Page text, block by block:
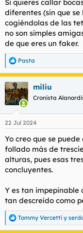
cada vez soy más
Si quieres callar
diferentes (sin que
cogiéndolas de las
no son simples
de que eres un faker.
R
e
a
c
c
i
e
:
Pasta
miliu
Cronista
22 Jul 2024
Yo creo que se
follado más de
alturas, pues esas
concluyentes.
Y es tan impepinable
tan descreído como
R
e
Tommy Vercetti y